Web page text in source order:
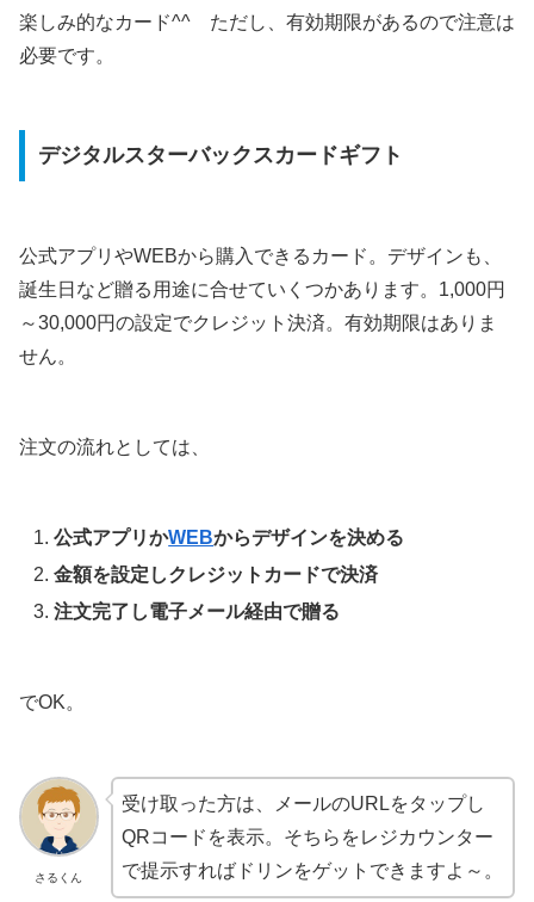
楽しみ的なカード^^ ただし、有効期限があるので注意は
必要です。
デジタルスターバックスカードギフト
公式アプリやWEBから購入できるカード。デザインも、
誕生日など贈る用途に合せていくつかあります。1,000円
～30,000円の設定でクレジット決済。有効期限はありま
せん。
注文の流れとしては、
公式アプリかWEBからデザインを決める
金額を設定しクレジットカードで決済
注文完了し電子メール経由で贈る
でOK。
さるくん
受け取った方は、メールのURLをタップし
QRコードを表示。そちらをレジカウンター
で提示すればドリンをゲットできますよ～。